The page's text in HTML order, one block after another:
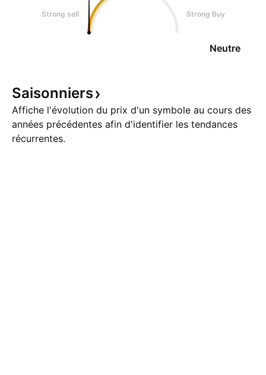
Strong sell Strong Buy
Neutre
Saisonniers
Affiche l'évolution du prix d'un symbole au cours des
années précédentes afin d'identifier les tendances
récurrentes.